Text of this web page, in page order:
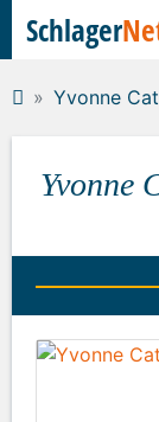
Yvonne
Yvonne
Schlager